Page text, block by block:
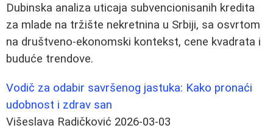
Dubinska analiza uticaja subvencionisanih kredita
za mlade na tržište nekretnina u Srbiji, sa osvrtom
na društveno-ekonomski kontekst, cene kvadrata i
buduće trendove.
Vodič za odabir savršenog jastuka: Kako pronaći
udobnost i zdrav san
Višeslava Radičković 2026-03-03